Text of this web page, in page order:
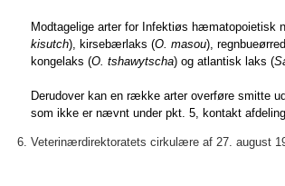
Modtagelige arter for Infektiøs hæmatopoietisk
kisutch), kirsebærlaks (O. masou),
kongelaks (O. tshawytscha) og atlantisk laks (
Derudover kan en række arter overføre smitte
som ikke er nævnt under pkt. 5, kontakt
Veterinærdirektoratets cirkulære af 27. august